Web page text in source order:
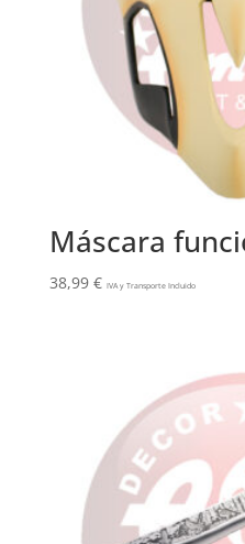
Máscara
38,99 € IVA y Transporte Incluido